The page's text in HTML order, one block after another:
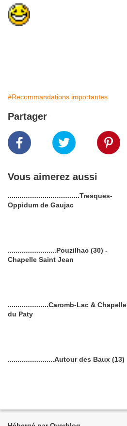
#Recommandations importantes
Partager
Vous aimerez aussi
.....................................Tresques-
Oppidum de Gaujac
.........................Pouzilhac (30) -
Chapelle Saint Jean
.....................Caromb-Lac & Chapelle
du Paty
........................Autour des Baux (13)